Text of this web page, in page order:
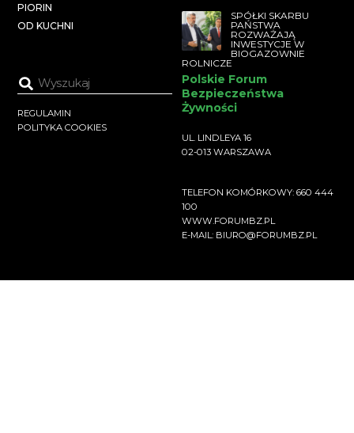
PIORIN
OD KUCHNI
SPÓŁKI SKARBU
PAŃSTWA
ROZWAŻAJĄ
INWESTYCJE W
BIOGAZOWNIE
ROLNICZE
REGULAMIN
POLITYKA COOKIES
Polskie Forum
Bezpieczeństwa
Żywności
UL. LINDLEYA 16
02-013 WARSZAWA
TELEFON KOMÓRKOWY: 660 444
100
WWW.FORUMBZ.PL
E-MAIL: BIURO@FORUMBZ.PL